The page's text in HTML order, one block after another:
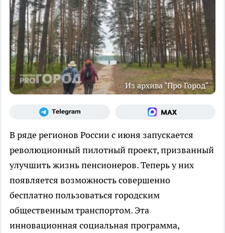
Из архива "Про Город"
В ряде регионов России с июня запускается
революционный пилотный проект, призванный
улучшить жизнь пенсионеров. Теперь у них
появляется возможность совершенно
бесплатно пользоваться городским
общественным транспортом. Эта
инновационная социальная программа,